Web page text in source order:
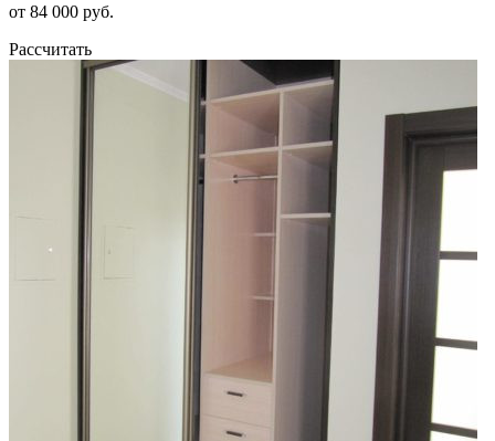
от 84 000 руб.
Рассчитать